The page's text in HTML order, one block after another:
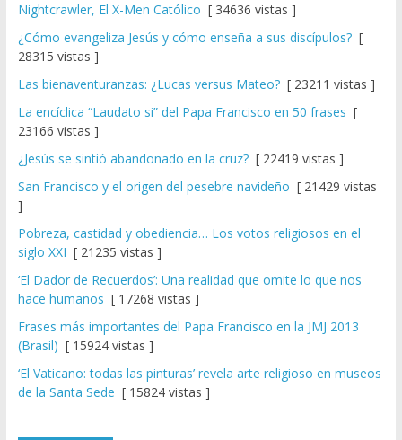
Nightcrawler, El X-Men Católico [ 34636 vistas ]
¿Cómo evangeliza Jesús y cómo enseña a sus discípulos?[
28315 vistas ]
Las bienaventuranzas: ¿Lucas versus Mateo?[ 23211 vistas ]
La encíclica “Laudato si” del Papa Francisco en 50 frases [
23166 vistas ]
¿Jesús se sintió abandonado en la cruz?[ 22419 vistas ]
San Francisco y el origen del pesebre navideño [ 21429 vistas
]
Pobreza, castidad y obediencia… Los votos religiosos en el
siglo XXI [ 21235 vistas ]
‘El Dador de Recuerdos’: Una realidad que omite lo que nos
hace humanos [ 17268 vistas ]
Frases más importantes del Papa Francisco en la JMJ 2013
(Brasil) [ 15924 vistas ]
‘El Vaticano: todas las pinturas’ revela arte religioso en museos
de la Santa Sede [ 15824 vistas ]